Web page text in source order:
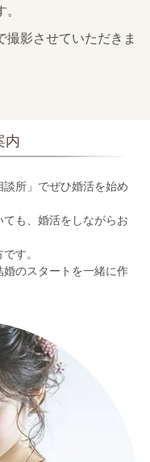
撮影させていただきま
内
所」でぜひ婚活を始め
も、婚活をしながらお
す。
のスタートを一緒に作